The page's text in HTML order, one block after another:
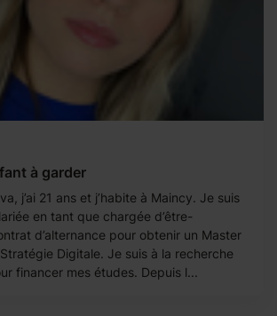
à garder
j’ai 21 ans et j’habite à Maincy. Je suis
en tant que chargée d’être-
d’alternance pour obtenir un Master
Digitale. Je suis à la recherche
financer mes études. Depuis l...